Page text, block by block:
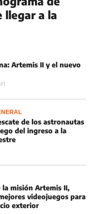
llegar a la
Artemis II y el nuevo
de los astronautas
del ingreso a la
la misión Artemis II,
videojuegos para
exterior